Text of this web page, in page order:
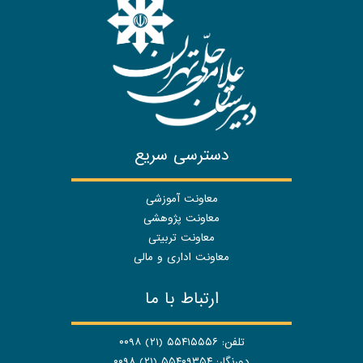
دسترسی سریع
معاونت آموزشی
معاونت پژوهشی
معاونت تربیتی
معاونت اداری و مالی
ارتباط با ما
تلفن: ۵۵۴۱۵۵۵۶ (۲۱) ۰۰۹۸